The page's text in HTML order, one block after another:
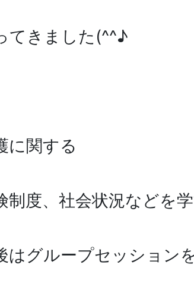
てきました(^^♪
に関する
制度、社会状況などを
はグループセッション